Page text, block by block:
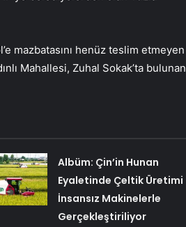
mazbatasını henüz teslim etmeyen
Mahallesi, Zuhal Sokak’ta bulunan
Albüm: Çin’in Hunan
Eyaletinde Çeltik Üretimi
İnsansız Makinelerle
Gerçekleştiriliyor